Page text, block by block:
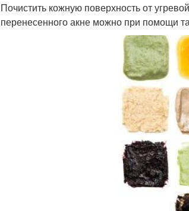
Почистить кожную поверхность от
перенесенного акне можно при помощи